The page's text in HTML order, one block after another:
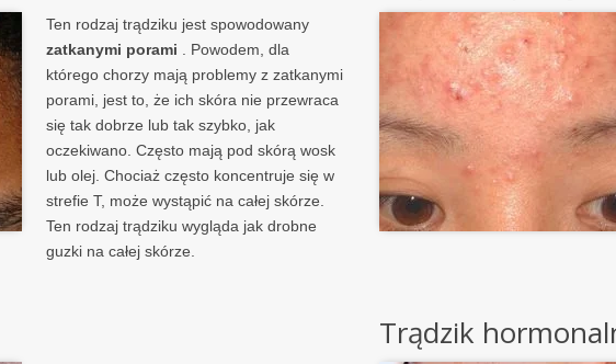
Ten rodzaj trądziku jest spowodowany
zatkanymi porami . Powodem, dla
którego chorzy mają problemy z zatkanymi
porami, jest to, że ich skóra nie przewraca
się tak dobrze lub tak szybko, jak
oczekiwano. Często mają pod skórą wosk
lub olej. Chociaż często koncentruje się w
strefie T, może wystąpić na całej skórze.
Ten rodzaj trądziku wygląda jak drobne
guzki na całej skórze.
Trądzik